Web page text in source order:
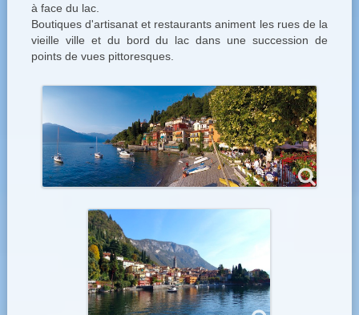
à face du lac.
Boutiques d'artisanat et restaurants animent les rues de la
vieille ville et du bord du lac dans une succession de
points de vues pittoresques.